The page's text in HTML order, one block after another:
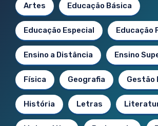
Artes Educação Básica
Educação Especial Educação
Ensino a Distância Ensino
Física Geografia Gestão
História Letras